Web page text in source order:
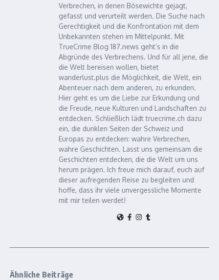
Verbrechen, in denen Bösewichte gejagt,
gefasst und verurteilt werden. Die Suche nach
Gerechtigkeit und die Konfrontation mit dem
Unbekannten stehen im Mittelpunkt. Mit
TrueCrime Blog 187.news geht’s in die
Abgründe des Verbrechens. Und für all jene, die
die Welt bereisen wollen, bietet
wanderlust.plus die Möglichkeit, die Welt, ein
Abenteuer nach dem anderen, zu erkunden.
Hier geht es um die Liebe zur Erkundung und
die Freude, neue Kulturen und Landschaften zu
entdecken. Schließlich lädt truecrime.ch dazu
ein, die dunklen Seiten der Schweiz und
Europas zu entdecken: wahre Verbrechen,
wahre Geschichten. Lasst uns gemeinsam die
Geschichten entdecken, die die Welt um uns
herum prägen. Ich freue mich darauf, euch auf
dieser aufregenden Reise zu begleiten und
hoffe, dass ihr viele unvergessliche Momente
mit mir teilen werdet!
Ähnliche Beiträge